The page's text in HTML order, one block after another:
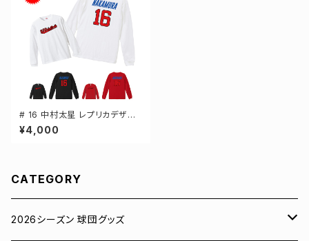
# 16 中村太星 レプリカデザイ
ン 3カラー 選手還元 長袖Tシャ
ツ S-XXLサイズ 501101
¥4,000
CATEGORY
2026シーズン 球団グッズ